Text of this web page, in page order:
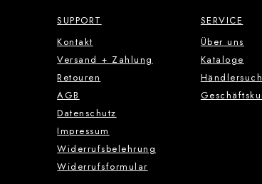
SUPPORT
Kontakt
Versand + Zahlung
Retouren
AGB
Datenschutz
Impressum
Widerrufsbelehrung
Widerrufsformular
SERVICE
Über uns
Kataloge